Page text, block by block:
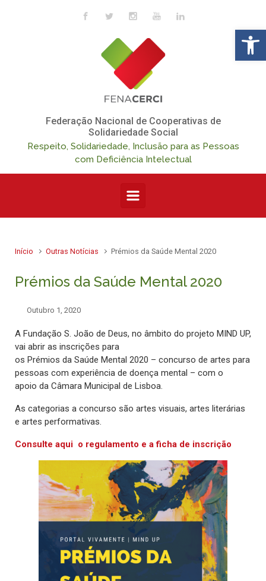
Skip to main content
Federação Nacional de Cooperativas de
Solidariedade Social
Respeito, Solidariedade, Inclusão para as Pessoas
com Deficiência Intelectual
Início Outras Notícias Prémios da Saúde Mental 2020
Prémios da Saúde Mental 2020
Outubro 1, 2020
A Fundação S. João de Deus, no âmbito do projeto MIND UP,
vai abrir as inscrições para
os Prémios da Saúde Mental 2020 – concurso de artes para
pessoas com experiência de doença mental – com o
apoio da Câmara Municipal de Lisboa.
As categorias a concurso são artes visuais, artes literárias
e artes performativas.
Consulte aqui o regulamento e a ficha de inscrição